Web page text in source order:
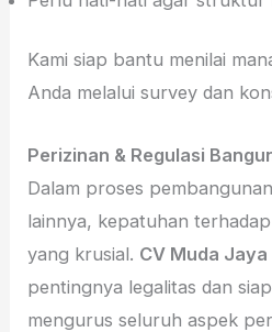
Kami siap bantu menilai
Anda melalui survey dan
Perizinan & Regulasi
Dalam proses
lainnya, kepatuhan
yang krusial. CV Muda
pentingnya legalitas dan
mengurus seluruh aspek